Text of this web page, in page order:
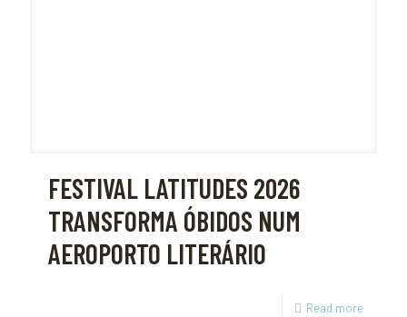
FESTIVAL LATITUDES 2026
TRANSFORMA ÓBIDOS NUM
AEROPORTO LITERÁRIO
Read more